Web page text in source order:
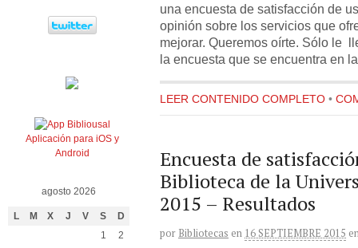
una encuesta de satisfacción de
opinión sobre los servicios que
mejorar. Queremos oírte. Sólo le
la encuesta que se encuentra en
LEER CONTENIDO COMPLETO •
Encuesta de
Biblioteca de la
2015 – Resultados
por Bibliotecas en 16 SEPTIEMBRE 2015
Aplicación para iOS y
Android
agosto 2026
L M X J V S D
1
2